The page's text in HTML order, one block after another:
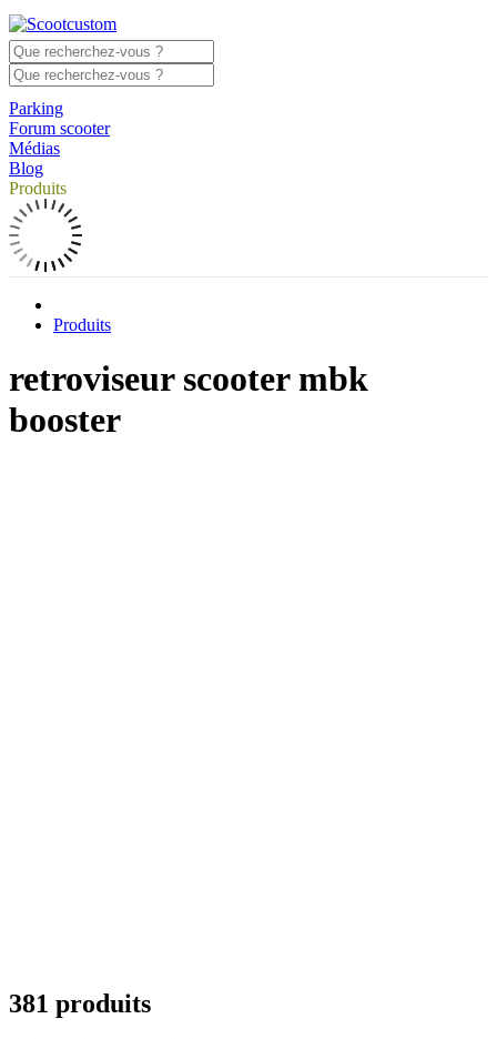
Parking
Forum scooter
Médias
Blog
Produits
Produits
retroviseur scooter mbk
booster
381 produits